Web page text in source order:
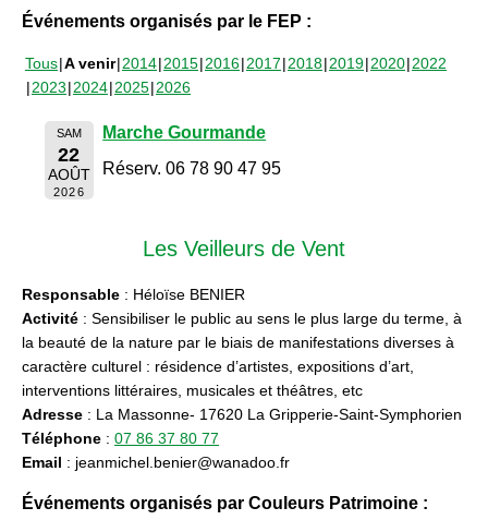
Événements organisés par le FEP :
Tous A venir 2014 2015 2016 2017 2018 2019 2020 2022
2023 2024 2025 2026
SAM
22
AOÛT
2026
Marche Gourmande
Réserv. 06 78 90 47 95
Les Veilleurs de Vent
Responsable : Héloïse BENIER
Activité : Sensibiliser le public au sens le plus large du terme, à
la beauté de la nature par le biais de manifestations diverses à
caractère culturel : résidence d’artistes, expositions d’art,
interventions littéraires, musicales et théâtres, etc
Adresse : La Massonne- 17620 La Gripperie-Saint-Symphorien
Téléphone : 07 86 37 80 77
Email : jeanmichel.benier@wanadoo.fr
Événements organisés par Couleurs Patrimoine :